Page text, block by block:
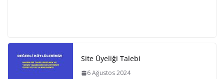
Site Üyeliği Talebi
6 Ağustos 2024